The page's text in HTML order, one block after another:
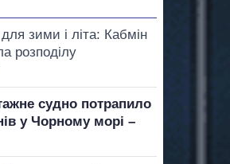
зими і літа: Кабмін
розподілу
судно потрапило
у Чорному морі –